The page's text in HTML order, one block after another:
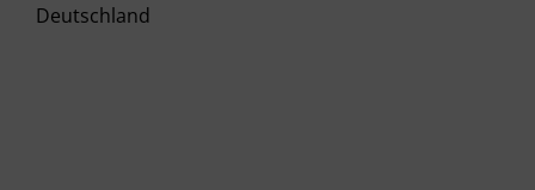
Deutschland